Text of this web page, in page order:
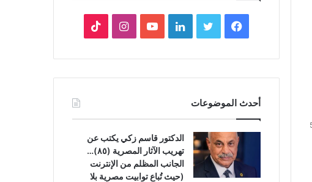
فيسبوكتويتر لينكدإنيوتيوبانستقرام
أحدث الموضوعات
الدكتور قاسم زكي يكتب عن
تهريب الآثار المصرية (٨٥)…
الجانب المظلم من الإنترنت
(حيث تُباع توابيت مصرية بلا